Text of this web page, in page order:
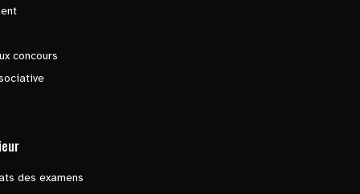
concours
des examens